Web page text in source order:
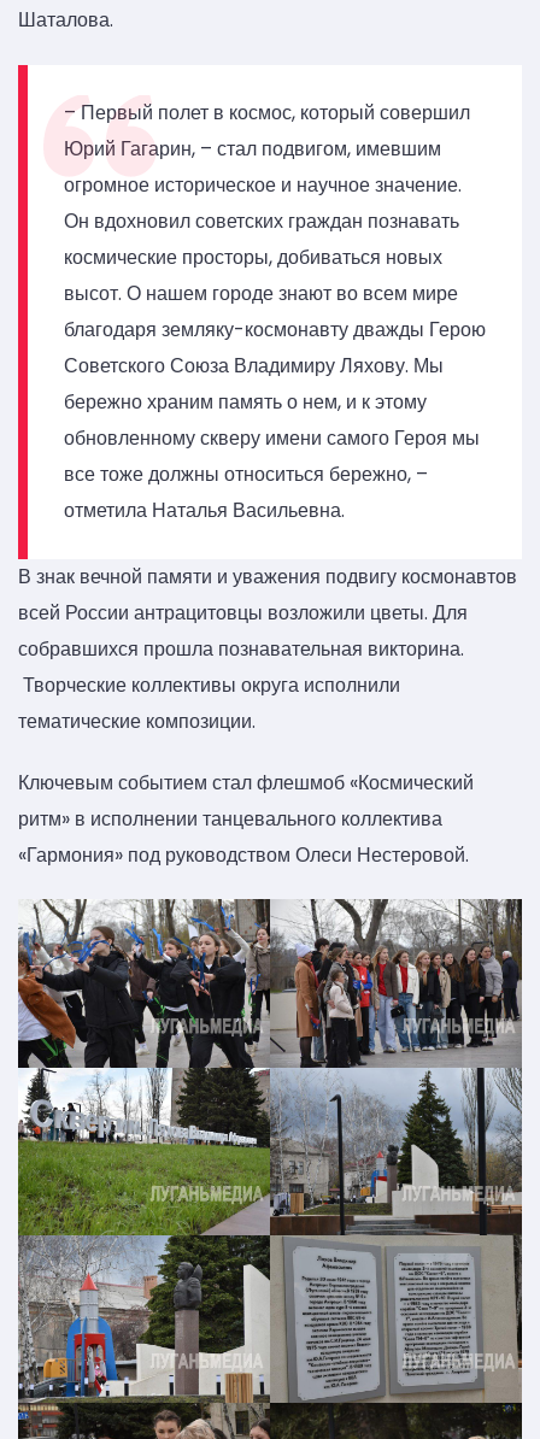
Шаталова.
– Первый полет в космос, который совершил
Юрий Гагарин, – стал подвигом, имевшим
огромное историческое и научное значение.
Он вдохновил советских граждан познавать
космические просторы, добиваться новых
высот. О нашем городе знают во всем мире
благодаря земляку-космонавту дважды Герою
Советского Союза Владимиру Ляхову. Мы
бережно храним память о нем, и к этому
обновленному скверу имени самого Героя мы
все тоже должны относиться бережно, –
отметила Наталья Васильевна.
В знак вечной памяти и уважения подвигу космонавтов
всей России антрацитовцы возложили цветы. Для
собравшихся прошла познавательная викторина.
Творческие коллективы округа исполнили
тематические композиции.
Ключевым событием стал флешмоб «Космический
ритм» в исполнении танцевального коллектива
«Гармония» под руководством Олеси Нестеровой.